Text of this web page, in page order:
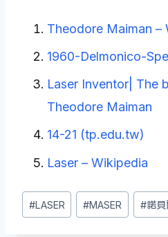
Theodore Maiman –
1960-Delmonico-
Laser Inventor| The
Theodore Maiman
14-21 (tp.edu.tw)
Laser – Wikipedia
Post
Tags:
#LASER #MASER #諾貝